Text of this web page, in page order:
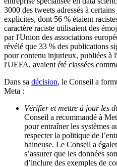
3000 des tweets adressés à
explicites, dont 56 % étaient
caractère raciste utilisaient des
par l'Union des associations
révélé que 33 % des publications
pour contenu injurieux, publiées à
l'UEFA, avaient été classées
Dans sa décision, le Conseil a
Meta :
Vérifier et mettre à jour les
Conseil a recommandé à
pour entraîner les systèmes
respecter la politique de
haineuse. Le Conseil a
s’assurer que les données
d’inclure des exemples de